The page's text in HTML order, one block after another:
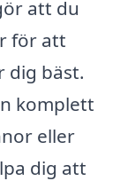
att du
för att
dig bäst.
komplett
eller
dig att